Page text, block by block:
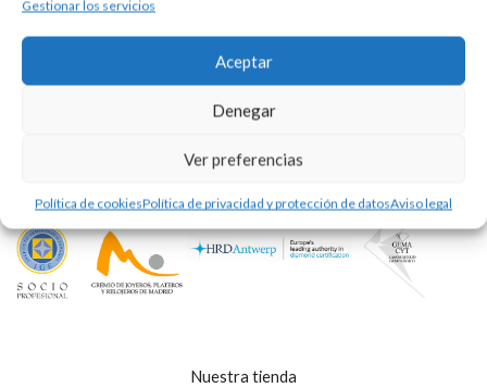
Gestionar los servicios
Aceptar
Denegar
Ver preferencias
Política de cookiesPolítica de privacidad y protección de datosAviso legal
150,00€
Gemelos macizos,en plata de ley,modelo estribos
Nuestra tienda